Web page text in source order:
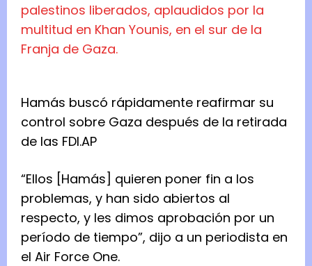
Hamás buscó rápidamente reafirmar su
control sobre Gaza después de la retirada
de las FDI.AP
“Ellos [Hamás] quieren poner fin a los
problemas, y han sido abiertos al
respecto, y les dimos aprobación por un
período de tiempo”, dijo a un periodista en
el Air Force One.